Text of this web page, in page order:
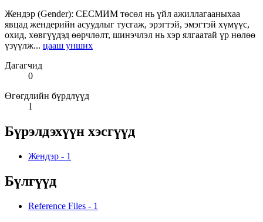
Жендэр (Gender): СЕСМИМ төсөл нь үйл ажиллагааныхаа
явцад жендерийн асуудлыг тусгаж, эрэгтэй, эмэгтэй хүмүүс,
охид, хөвгүүдэд өөрчлөлт, шинэчлэл нь хэр ялгаатай үр нөлөө
үзүүлж... цааш унших
Дагагчид
0
Өгөгдлийн бүрдлүүд
1
Бүрэлдэхүүн хэсгүүд
Жендэр - 1
Бүлгүүд
Reference Files - 1